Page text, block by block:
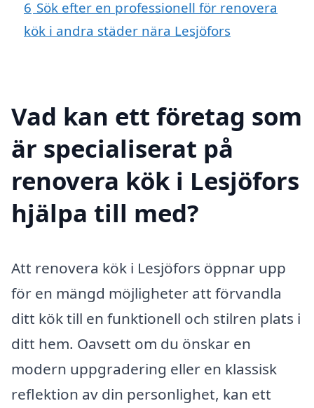
6 Sök efter en professionell för renovera
kök i andra städer nära Lesjöfors
Vad kan ett företag som
är specialiserat på
renovera kök i Lesjöfors
hjälpa till med?
Att renovera kök i Lesjöfors öppnar upp
för en mängd möjligheter att förvandla
ditt kök till en funktionell och stilren plats i
ditt hem. Oavsett om du önskar en
modern uppgradering eller en klassisk
reflektion av din personlighet, kan ett